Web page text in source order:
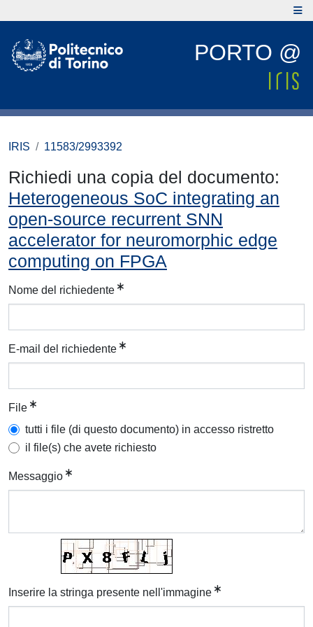
PORTO @
IRIS 11583/2993392
Richiedi una copia del documento:
Heterogeneous SoC integrating an
open-source recurrent SNN
accelerator for neuromorphic edge
computing on FPGA
Nome del richiedente
E-mail del richiedente
File
tutti i file (di questo documento) in accesso ristretto
il file(s) che avete richiesto
Messaggio
Inserire la stringa presente nell'immagine